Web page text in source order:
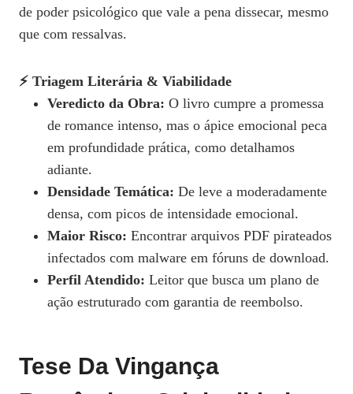
de poder psicológico que vale a pena dissecar, mesmo
que com ressalvas.
⚡ Triagem Literária & Viabilidade
Veredicto da Obra: O livro cumpre a promessa
de romance intenso, mas o ápice emocional peca
em profundidade prática, como detalhamos
adiante.
Densidade Temática: De leve a moderadamente
densa, com picos de intensidade emocional.
Maior Risco: Encontrar arquivos PDF pirateados
infectados com malware em fóruns de download.
Perfil Atendido: Leitor que busca um plano de
ação estruturado com garantia de reembolso.
Tese Da Vingança